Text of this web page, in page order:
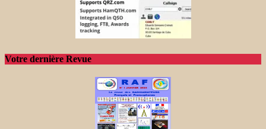
Votre dernière Revue